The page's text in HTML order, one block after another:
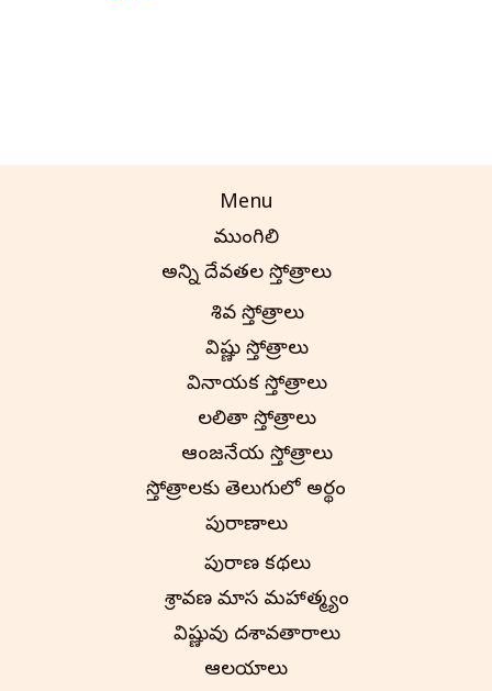
Menu
ముంగిలి
అన్ని దేవతల స్తోత్రాలు
శివ స్తోత్రాలు
విష్ణు స్తోత్రాలు
వినాయక స్తోత్రాలు
లలితా స్తోత్రాలు
ఆంజనేయ స్తోత్రాలు
స్తోత్రాలకు తెలుగులో అర్థం
పురాణాలు
పురాణ కథలు
శ్రావణ మాస మహాత్మ్యం
విష్ణువు దశావతారాలు
ఆలయాలు